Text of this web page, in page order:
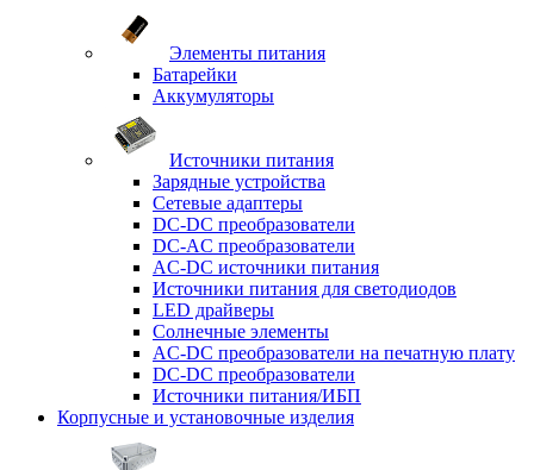
Элементы питания
Батарейки
Аккумуляторы
Источники питания
Зарядные устройства
Сетевые адаптеры
DC-DC преобразователи
DC-AC преобразователи
AC-DC источники питания
Источники питания для светодиодов
LED драйверы
Солнечные элементы
AC-DC преобразователи на печатную плату
DC-DC преобразователи
Источники питания/ИБП
Корпусные и установочные изделия